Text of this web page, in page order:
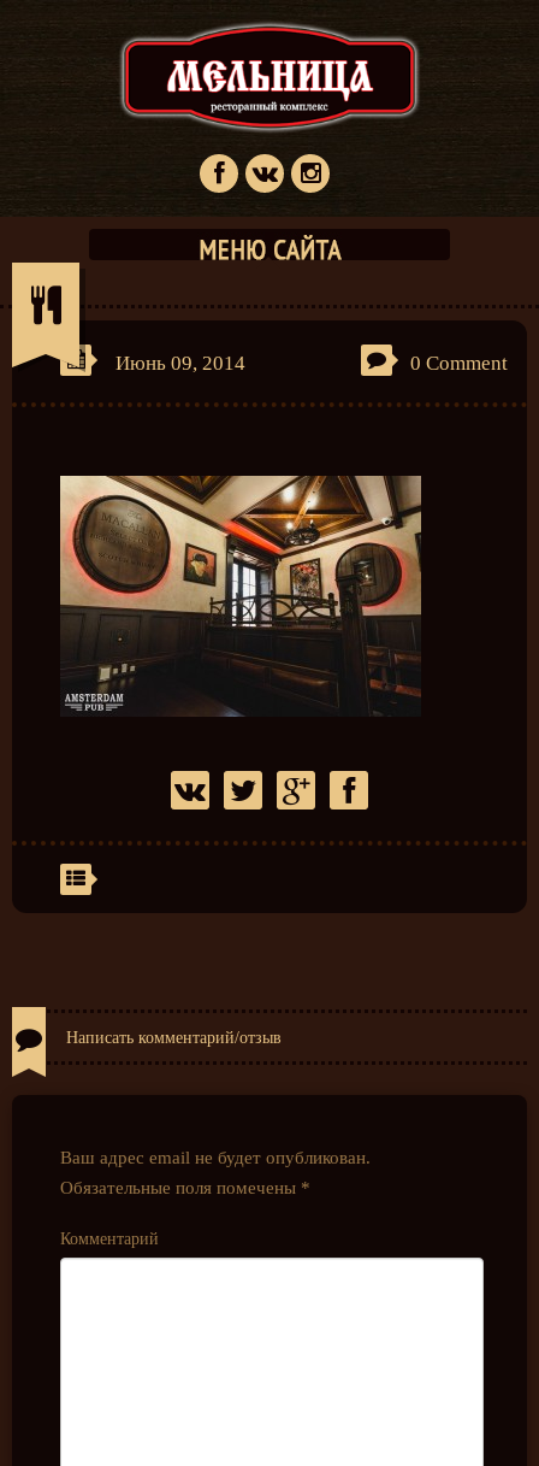
Июнь 09, 2014 0 Comment
Написать комментарий/отзыв
Ваш адрес email не будет опубликован.
Обязательные поля помечены *
Комментарий